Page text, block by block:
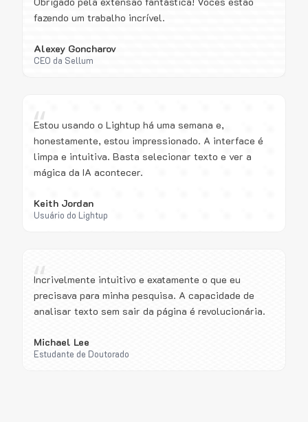
fazendo um trabalho incrível.
Alexey Goncharov
CEO da Sellum
“
Estou usando o Lightup há uma semana e,
honestamente, estou impressionado. A interface é
limpa e intuitiva. Basta selecionar texto e ver a
mágica da IA acontecer.
Keith Jordan
Usuário do Lightup
“
Incrivelmente intuitivo e exatamente o que eu
precisava para minha pesquisa. A capacidade de
analisar texto sem sair da página é revolucionária.
Michael Lee
Estudante de Doutorado